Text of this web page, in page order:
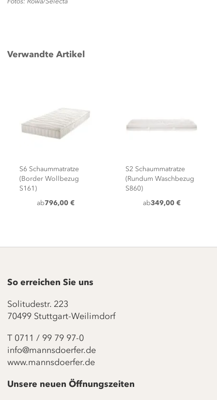
Verwandte Artikel
S6 Schaummatratze
(Border Wollbezug
S161)
ab796,00 €
S2 Schaummatratze
(Rundum Waschbezug
S860)
ab349,00 €
So erreichen Sie uns
Solitudestr. 223
70499 Stuttgart-Weilimdorf
T 0711 / 99 79 97-0
info@mannsdoerfer.de
www.mannsdoerfer.de
Unsere neuen Öffnungszeiten